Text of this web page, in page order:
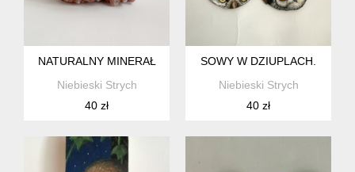
NATURALNY MINERAŁ
Niebieski Strych
40 zł
SOWY W DZIUPLACH.
Niebieski Strych
40 zł